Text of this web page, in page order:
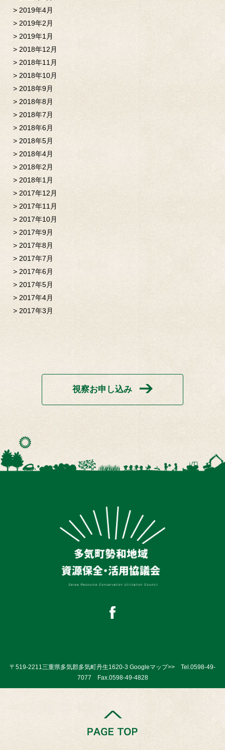
2019年4月
2019年2月
2019年1月
2018年12月
2018年11月
2018年10月
2018年9月
2018年8月
2018年7月
2018年6月
2018年5月
2018年4月
2018年2月
2018年1月
2017年12月
2017年11月
2017年10月
2017年9月
2017年8月
2017年7月
2017年6月
2017年5月
2017年4月
2017年3月
視察お申し込み
〒519-2211三重県多気郡多気町丹生1620-3 Googleマップ>> Tel.0598-49-
7077 Fax.0598-49-4828